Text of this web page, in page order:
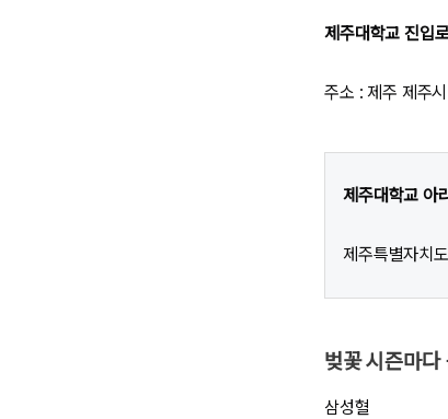
제주대학교 진입
주소 : 제주 제주
제주대학교 아
제주특별자치
벚꽃 시즌마다
삼성혈